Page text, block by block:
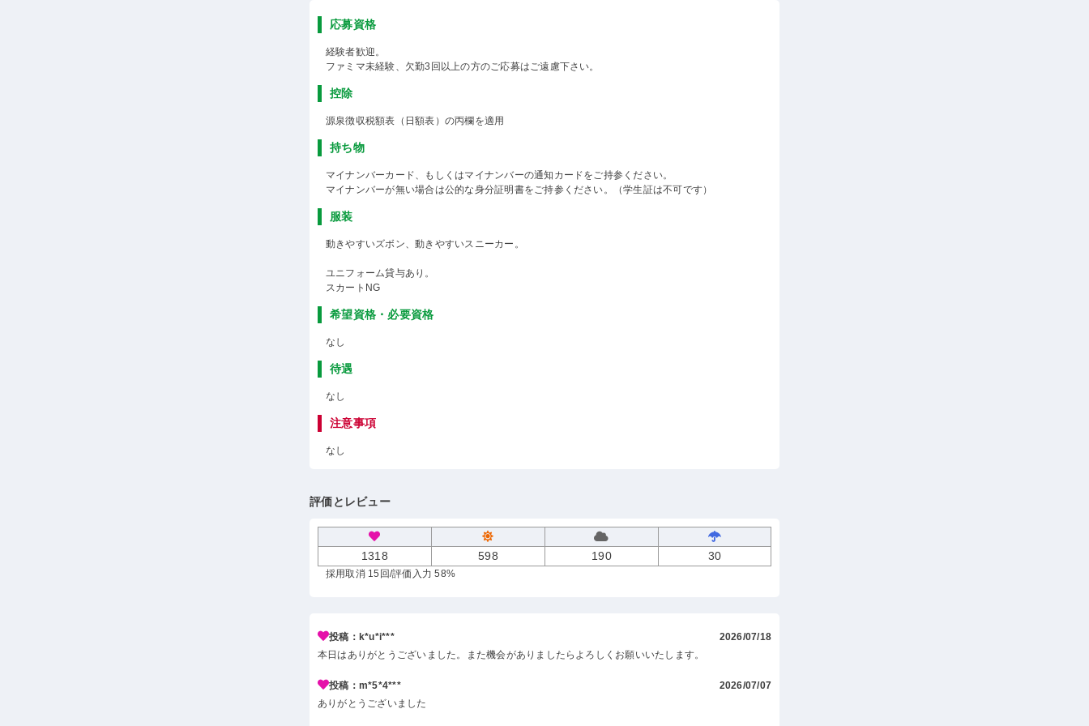
応募資格
経験者歓迎。
ファミマ未経験、欠勤3回以上の方のご応募はご遠慮下さい。
控除
源泉徴収税額表（日額表）の丙欄を適用
持ち物
マイナンバーカード、もしくはマイナンバーの通知カードをご持参ください。
マイナンバーが無い場合は公的な身分証明書をご持参ください。（学生証は不可です）
服装
動きやすいズボン、動きやすいスニーカー。
ユニフォーム貸与あり。
スカートNG
希望資格・必要資格
なし
待遇
なし
注意事項
なし
評価とレビュー
1318 598 190 30
採用取消 15回/評価入力 58%
投稿：k*u*i***
2026/07/18
本日はありがとうございました。また機会がありましたらよろしくお願いいたします。
投稿：m*5*4***
2026/07/07
ありがとうございました